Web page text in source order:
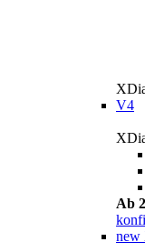
V4
Ab
new